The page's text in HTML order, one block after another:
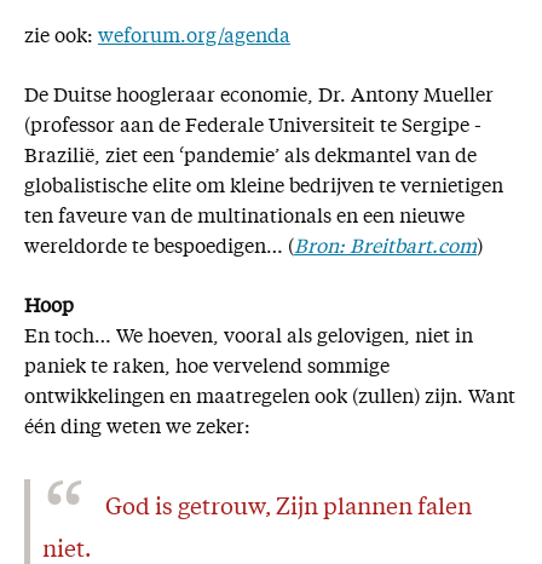
zie ook: weforum.org/agenda
De Duitse hoogleraar economie, Dr. Antony Mueller
(professor aan de Federale Universiteit te Sergipe -
Brazilië, ziet een ‘pandemie’ als dekmantel van de
globalistische elite om kleine bedrijven te vernietigen
ten faveure van de multinationals en een nieuwe
wereldorde te bespoedigen… (Bron: Breitbart.com)
Hoop
En toch… We hoeven, vooral als gelovigen, niet in
paniek te raken, hoe vervelend sommige
ontwikkelingen en maatregelen ook (zullen) zijn. Want
één ding weten we zeker:
God is getrouw, Zijn plannen falen
niet.